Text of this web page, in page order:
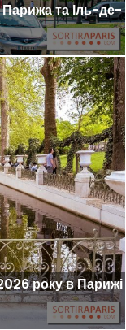
Парижа та Іль-де-
року в Парижі